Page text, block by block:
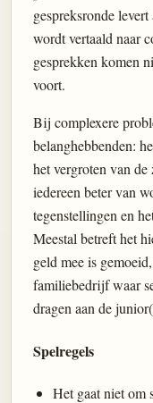
gespreksronde
wordt vertaald naar
gesprekken komen
voort.
Bij complexere
belanghebbenden:
het vergroten van
iedereen beter van
tegenstellingen en
Meestal betreft het
geld mee is
familiebedrijf waar
dragen aan de
Spelregels
Het gaat niet om